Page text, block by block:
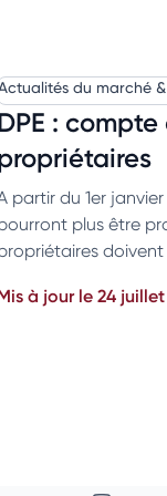
du marché
:
partir du 1er
plus être
doivent
à jour le 24